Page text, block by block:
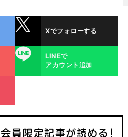
選ぶ理由
Xでフォローする
LINE
LINEで
アカウント追加